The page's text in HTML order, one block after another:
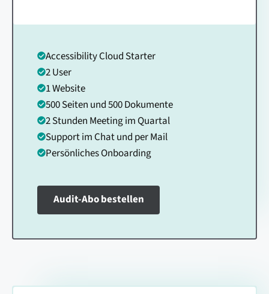
Accessibility Cloud Starter
2 User
1 Website
500 Seiten und 500 Dokumente
2 Stunden Meeting im Quartal
Support im Chat und per Mail
Persönliches Onboarding
Audit-Abo bestellen